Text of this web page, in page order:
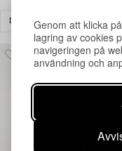
Genom att klicka
lagring av cookies
navigeringen på
användning och
DESIGN GLAS